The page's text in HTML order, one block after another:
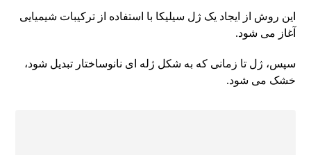
این روش از ایجاد یک ژل سیلیکا با استفاده از ترکیبات شیمیایی
آغاز می شود.
سپس، ژل تا زمانی که به شکل ژله ای نانوساختار تبدیل شود،
خشک می شود.